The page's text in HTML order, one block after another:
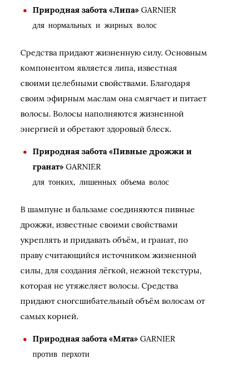
Природная забота «Липа» GARNIER
для нормальных и жирных волос
Средства придают жизненную силу. Основным
компонентом является липа, известная
своими целебными свойствами. Благодаря
своим эфирным маслам она смягчает и питает
волосы. Волосы наполняются жизненной
энергией и обретают здоровый блеск.
Природная забота «Пивные дрожжи и
гранат» GARNIER
для тонких, лишенных объема волос
В шампуне и бальзаме соединяются пивные
дрожжи, известные своими свойствами
укреплять и придавать объём, и гранат, по
праву считающийся источником жизненной
силы, для создания лёгкой, нежной текстуры,
которая не утяжеляет волосы. Средства
придают сногсшибательный объём волосам от
самых корней.
Природная забота «Мята» GARNIER
против перхоти